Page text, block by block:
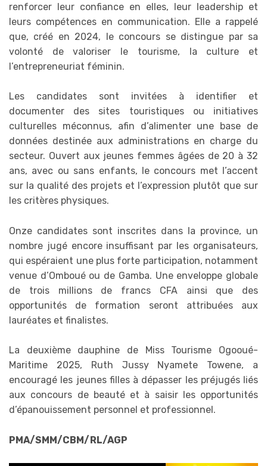
renforcer leur confiance en elles, leur leadership et
leurs compétences en communication. Elle a rappelé
que, créé en 2024, le concours se distingue par sa
volonté de valoriser le tourisme, la culture et
l’entrepreneuriat féminin.
Les candidates sont invitées à identifier et
documenter des sites touristiques ou initiatives
culturelles méconnus, afin d’alimenter une base de
données destinée aux administrations en charge du
secteur. Ouvert aux jeunes femmes âgées de 20 à 32
ans, avec ou sans enfants, le concours met l’accent
sur la qualité des projets et l’expression plutôt que sur
les critères physiques.
Onze candidates sont inscrites dans la province, un
nombre jugé encore insuffisant par les organisateurs,
qui espéraient une plus forte participation, notamment
venue d’Omboué ou de Gamba. Une enveloppe globale
de trois millions de francs CFA ainsi que des
opportunités de formation seront attribuées aux
lauréates et finalistes.
La deuxième dauphine de Miss Tourisme Ogooué-
Maritime 2025, Ruth Jussy Nyamete Towene, a
encouragé les jeunes filles à dépasser les préjugés liés
aux concours de beauté et à saisir les opportunités
d’épanouissement personnel et professionnel.
PMA/SMM/CBM/RL/AGP